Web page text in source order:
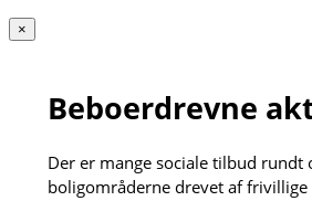
×
Beboerdrevne
Der er mange sociale tilbud rundt
boligområderne drevet af frivillige